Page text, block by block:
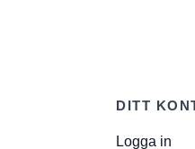
DITT
Logga in